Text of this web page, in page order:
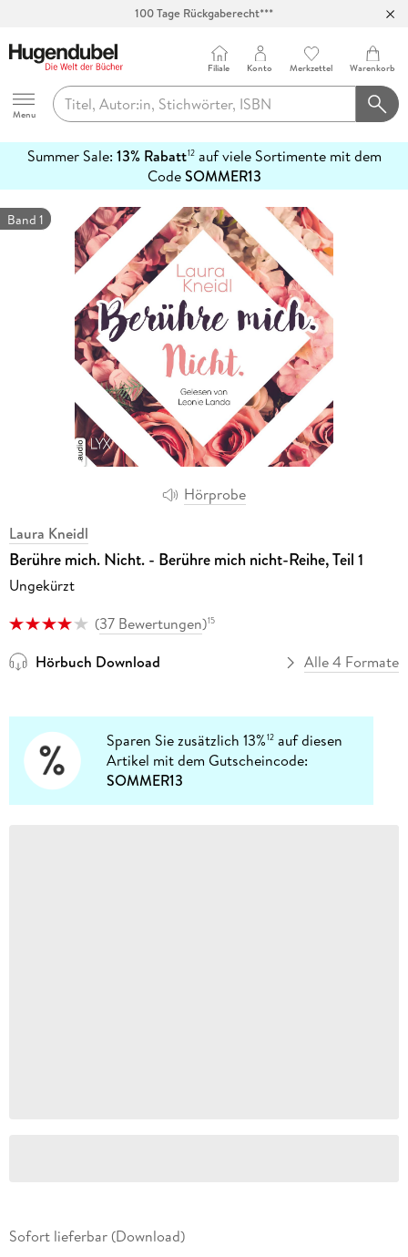
Abholung in über 100 Filialen
Hugendubel
Menu
Filiale Konto Merkzettel Warenkorb
Summer Sale: 13% Rabatt12auf viele Sortimente mit dem
CodeSOMMER13
erfahren
Hörprobe
Band 1
Laura Kneidl
Berühre mich. Nicht. - Berühre mich nicht-Reihe, Teil 1
Ungekürzt
(37 Bewertungen)15
Hörbuch Download Alle 4 Formate
Sparen Sie zusätzlich 13%12 auf diesen
Artikel mit dem Gutscheincode:
SOMMER13
Sofort lieferbar (Download)